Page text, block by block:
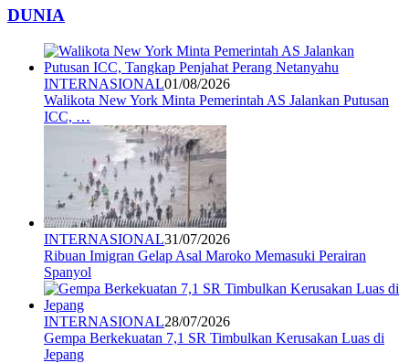
DUNIA
INTERNASIONAL01/08/2026
Walikota New York Minta Pemerintah AS Jalankan Putusan
ICC, …
INTERNASIONAL31/07/2026
Ribuan Imigran Gelap Asal Maroko Memasuki Perairan
Spanyol
INTERNASIONAL28/07/2026
Gempa Berkekuatan 7,1 SR Timbulkan Kerusakan Luas di
Jepang